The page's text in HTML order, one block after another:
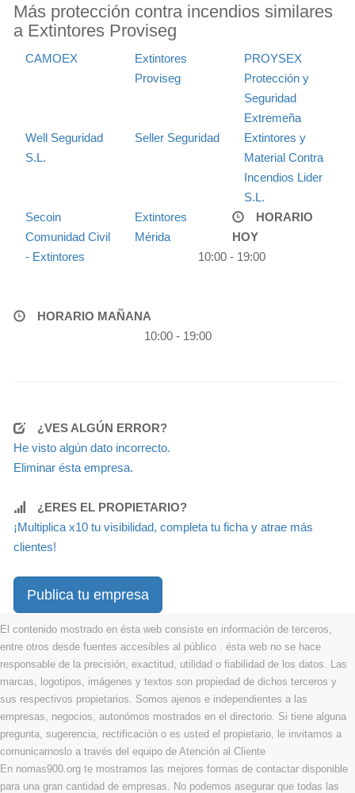
Más protección contra incendios similares
a Extintores Proviseg
CAMOEX
Extintores
Proviseg
PROYSEX
Protección y
Seguridad
Extremeña
Well Seguridad
S.L.
Seller Seguridad
Extintores y
Material Contra
Incendios Lider
S.L.
Secoin
Comunidad Civil
- Extintores
Extintores
Mérida
HORARIO
HOY
10:00 - 19:00
HORARIO MAÑANA
10:00 - 19:00
¿VES ALGÚN ERROR?
He visto algún dato incorrecto.
Eliminar ésta empresa.
¿ERES EL PROPIETARIO?
¡Multiplica x10 tu visibilidad, completa tu ficha y atrae más
clientes!
Publica tu empresa
El contenido mostrado en ésta web consiste en información de terceros,
entre otros desde fuentes accesibles al público . ésta web no se hace
responsable de la precisión, exactitud, utilidad o fiabilidad de los datos. Las
marcas, logotipos, imágenes y textos son propiedad de dichos terceros y
sus respectivos propietarios. Somos ajenos e independientes a las
empresas, negocios, autonómos mostrados en el directorio. Si tiene alguna
pregunta, sugerencia, rectificación o es usted el propietario, le invitamos a
comunicarnoslo a través del equipo de Atención al Cliente
En nomas900.org te mostramos las mejores formas de contactar disponible
para una gran cantidad de empresas. No podemos asegurar que todas las